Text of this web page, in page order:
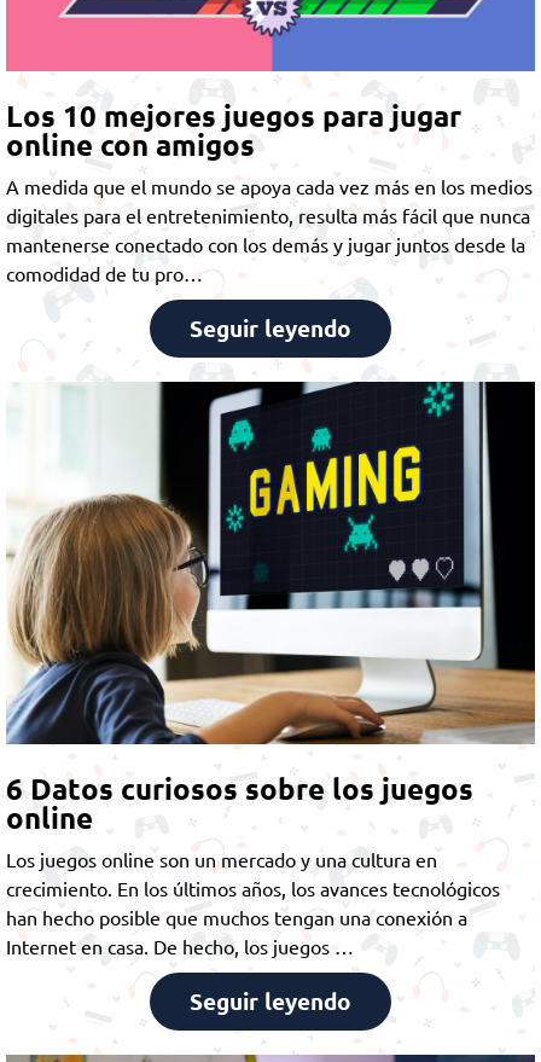
Los 10 mejores juegos para jugar
online con amigos
A medida que el mundo se apoya cada vez más en los medios
digitales para el entretenimiento, resulta más fácil que nunca
mantenerse conectado con los demás y jugar juntos desde la
comodidad de tu pro…
Seguir leyendo
6 Datos curiosos sobre los juegos
online
Los juegos online son un mercado y una cultura en
crecimiento. En los últimos años, los avances tecnológicos
han hecho posible que muchos tengan una conexión a
Internet en casa. De hecho, los juegos …
Seguir leyendo